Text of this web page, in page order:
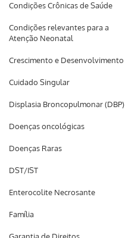
Condições Crônicas de Saúde
Condições relevantes para a
Atenção Neonatal
Crescimento e Desenvolvimento
Cuidado Singular
Displasia Broncopulmonar (DBP)
Doenças oncológicas
Doenças Raras
DST/IST
Enterocolite Necrosante
Família